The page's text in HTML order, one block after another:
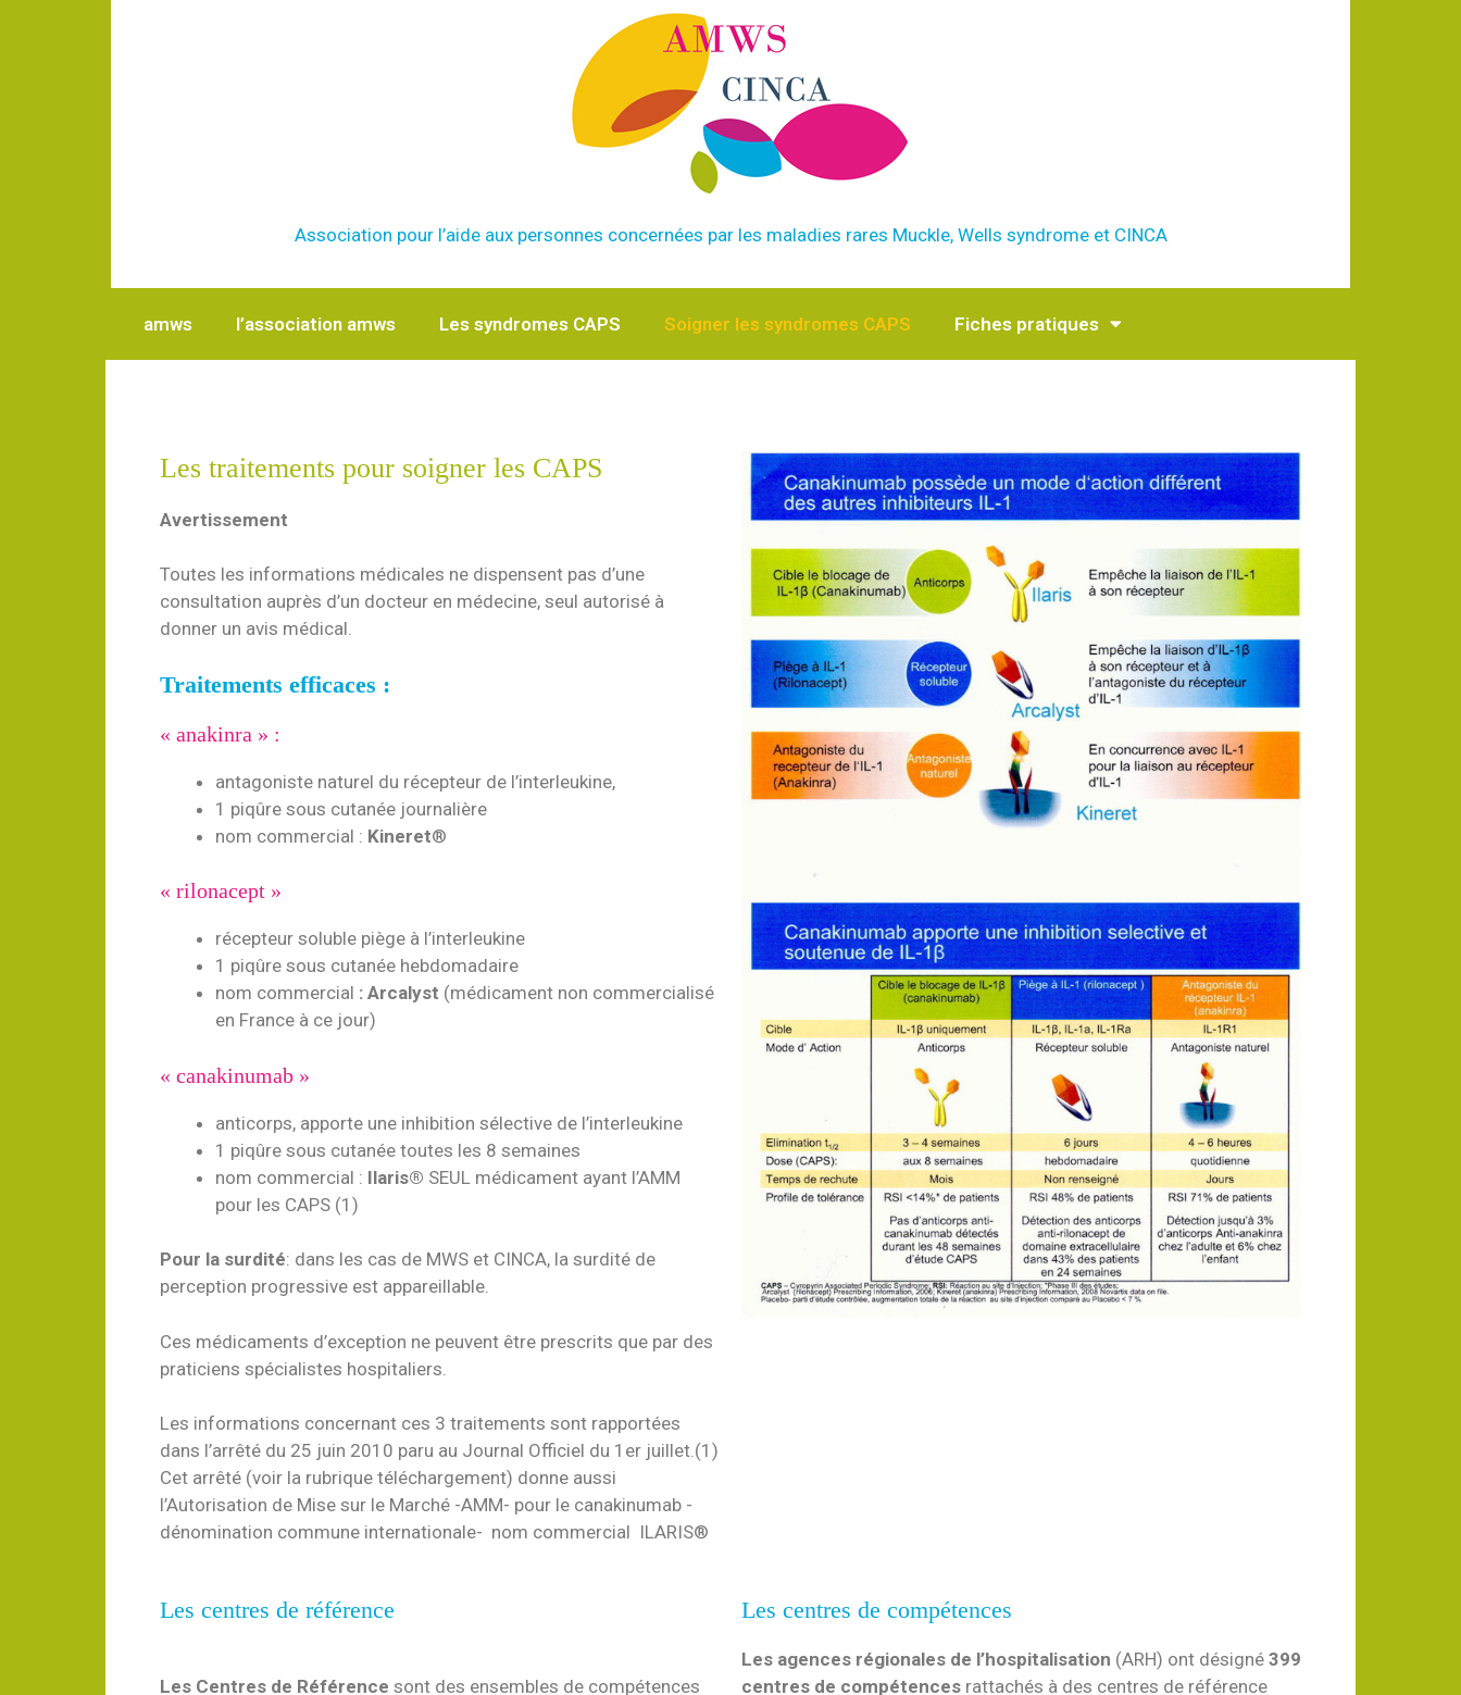
Association pour l’aide aux personnes concernées par les maladies rares Muckle, Wells syndrome et CINCA
amws l’association amws Les syndromes CAPS Soigner les syndromes CAPS Fiches pratiques
Les traitements pour soigner les CAPS
Avertissement
Toutes les informations médicales ne dispensent pas d’une
consultation auprès d’un docteur en médecine, seul autorisé à
donner un avis médical.
Traitements efficaces :
« anakinra » :
antagoniste naturel du récepteur de l’interleukine,
1 piqûre sous cutanée journalière
nom commercial : Kineret®
« rilonacept »
récepteur soluble piège à l’interleukine
1 piqûre sous cutanée hebdomadaire
nom commercial : Arcalyst (médicament non commercialisé
en France à ce jour)
« canakinumab »
anticorps, apporte une inhibition sélective de l’interleukine
1 piqûre sous cutanée toutes les 8 semaines
nom commercial : Ilaris® SEUL médicament ayant l’AMM
pour les CAPS (1)
Pour la surdité: dans les cas de MWS et CINCA, la surdité de
perception progressive est appareillable.
Ces médicaments d’exception ne peuvent être prescrits que par des
praticiens spécialistes hospitaliers.
Les informations concernant ces 3 traitements sont rapportées
dans l’arrêté du 25 juin 2010 paru au Journal Officiel du 1er juillet.(1)
Cet arrêté (voir la rubrique téléchargement) donne aussi
l’Autorisation de Mise sur le Marché -AMM- pour le canakinumab -
dénomination commune internationale- nom commercial ILARIS®
Les centres de référence
Les Centres de Référence sont des ensembles de compétences
Les centres de compétences
Les agences régionales de l’hospitalisation (ARH) ont désigné 399
centres de compétences rattachés à des centres de référence